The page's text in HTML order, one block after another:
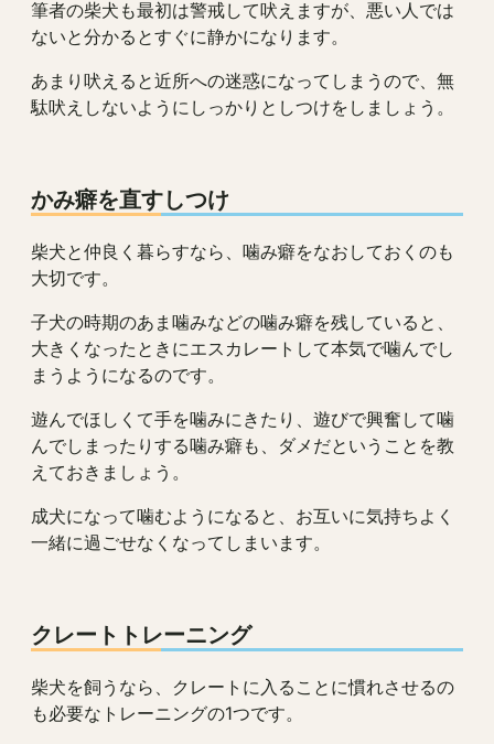
筆者の柴犬も最初は警戒して吠えますが、悪い人では
ないと分かるとすぐに静かになります。
あまり吠えると近所への迷惑になってしまうので、無
駄吠えしないようにしっかりとしつけをしましょう。
かみ癖を直すしつけ
柴犬と仲良く暮らすなら、噛み癖をなおしておくのも
大切です。
子犬の時期のあま噛みなどの噛み癖を残していると、
大きくなったときにエスカレートして本気で噛んでし
まうようになるのです。
遊んでほしくて手を噛みにきたり、遊びで興奮して噛
んでしまったりする噛み癖も、ダメだということを教
えておきましょう。
成犬になって噛むようになると、お互いに気持ちよく
一緒に過ごせなくなってしまいます。
クレートトレーニング
柴犬を飼うなら、クレートに入ることに慣れさせるの
も必要なトレーニングの1つです。